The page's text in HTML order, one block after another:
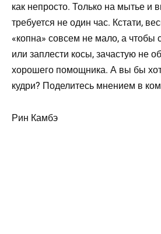
как непросто. Только на мытье и
требуется не один час. Кстати,
«копна» совсем не мало, а чтобы
или заплести косы, зачастую не
хорошего помощника. А вы бы
кудри? Поделитесь мнением в
Рин Камбэ